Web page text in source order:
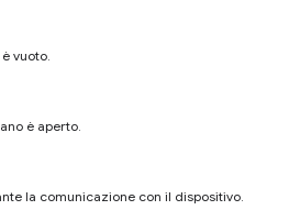
vuoto.
è aperto.
la comunicazione con il dispositivo.